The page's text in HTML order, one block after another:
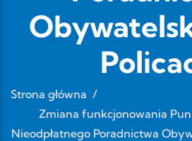
Strona główna /
Zmiana funkcjonowania
Nieodpłatnego Poradnictwa